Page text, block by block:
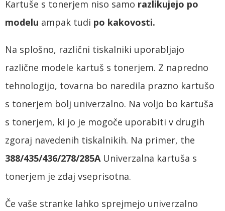
Kartuše s tonerjem niso samo razlikujejo po
modelu ampak tudi po kakovosti.
Na splošno, različni tiskalniki uporabljajo
različne modele kartuš s tonerjem. Z napredno
tehnologijo, tovarna bo naredila prazno kartušo
s tonerjem bolj univerzalno. Na voljo bo kartuša
s tonerjem, ki jo je mogoče uporabiti v drugih
zgoraj navedenih tiskalnikih. Na primer, the
388/435/436/278/285AUniverzalna kartuša s
tonerjem je zdaj vseprisotna.
Če vaše stranke lahko sprejmejo univerzalno